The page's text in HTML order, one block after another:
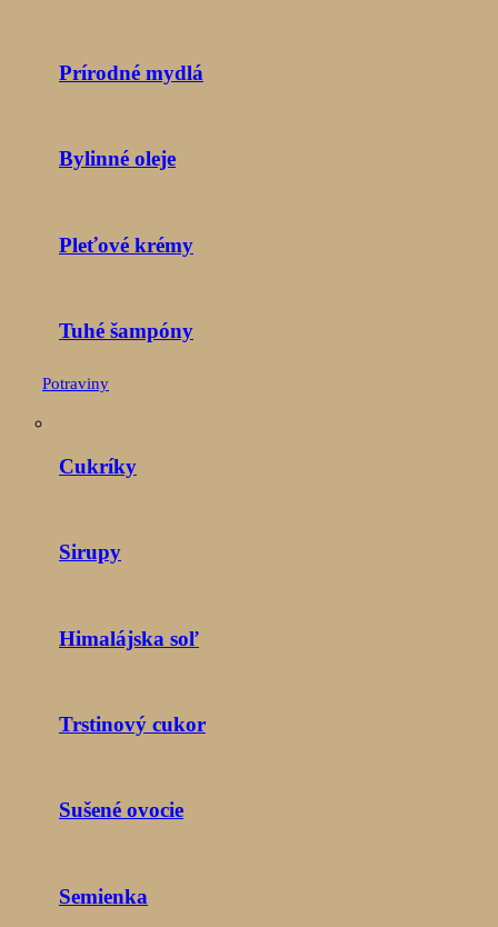
Prírodné mydlá
Bylinné oleje
Pleťové krémy
Tuhé šampóny
Potraviny
Cukríky
Sirupy
Himalájska soľ
Trstinový cukor
Sušené ovocie
Semienka